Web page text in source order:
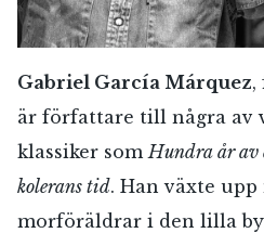
Gabriel García Márquez,
är författare till några av
klassiker som Hundra år av
kolerans tid. Han växte upp
morföräldrar i den lilla